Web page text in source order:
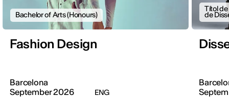
Bachelor of Arts (Honours)
Fashion Design
Barcelona
September 2026
ENG
Títol
de